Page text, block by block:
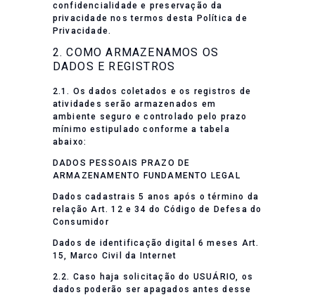
confidencialidade e preservação da
privacidade nos termos desta Política de
Privacidade.
2. COMO ARMAZENAMOS OS
DADOS E REGISTROS
2.1. Os dados coletados e os registros de
atividades serão armazenados em
ambiente seguro e controlado pelo prazo
mínimo estipulado conforme a tabela
abaixo:
DADOS PESSOAIS PRAZO DE
ARMAZENAMENTO FUNDAMENTO LEGAL
Dados cadastrais 5 anos após o término da
relação Art. 12 e 34 do Código de Defesa do
Consumidor
Dados de identificação digital 6 meses Art.
15, Marco Civil da Internet
2.2. Caso haja solicitação do USUÁRIO, os
dados poderão ser apagados antes desse